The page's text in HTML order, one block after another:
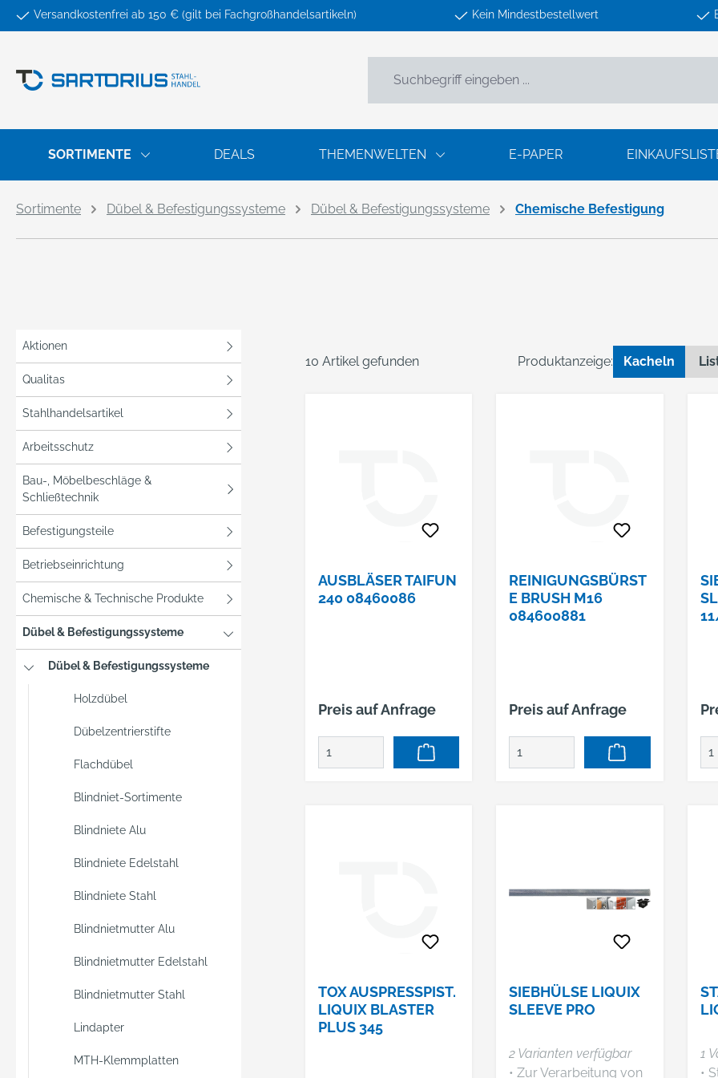
Zur Hauptnavigation springen
Versandkostenfrei ab 150 € (gilt bei Fachgroßhandelsartikeln) Kein Mindestbestellwert
SORTIMENTE DEALS THEMENWELTEN E-PAPER
Sortimente Dübel & Befestigungssysteme Dübel & Befestigungssysteme Chemische Befestigung
Aktionen
Qualitas
Stahlhandelsartikel
Arbeitsschutz
Bau-, Möbelbeschläge &
Schließtechnik
Befestigungsteile
Betriebseinrichtung
Chemische & Technische Produkte
Dübel & Befestigungssysteme
Dübel & Befestigungssysteme
Holzdübel
Dübelzentrierstifte
Flachdübel
Blindniet-Sortimente
Blindniete Alu
Blindniete Edelstahl
Blindniete Stahl
Blindnietmutter Alu
Blindnietmutter Edelstahl
Blindnietmutter Stahl
Lindapter
MTH-Klemmplatten
10 Artikel gefunden Produktanzeige: Kacheln
AUSBLÄSER TAIFUN
240 08460086
Preis auf Anfrage
REINIGUNGSBÜRST
E BRUSH M16
084600881
Preis auf Anfrage
TOX AUSPRESSPIST.
LIQUIX BLASTER
PLUS 345
SIEBHÜLSE LIQUIX
SLEEVE PRO
2 Varianten verfügbar
• Zur Verarbeitung von
1
•